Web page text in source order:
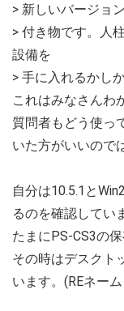
> 新しいバージョ
> 付き物です。人
設備を
> 手に入れるかし
これはみなさんわ
質問者もどう使っ
いた方がいいので
自分は10.5.1と
るのを確認してい
たまにPS-CS3の
その時はデスクト
います。(REネー